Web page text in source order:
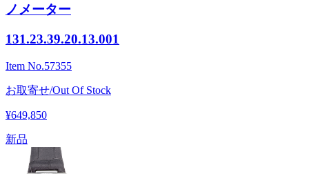
ノメーター
131.23.39.20.13.001
Item No.57355
お取寄せ/Out Of Stock
¥649,850
新品